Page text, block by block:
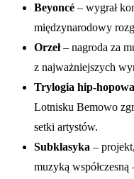
Beyoncé – wygrał
międzynarodowy
Orzeł– nagroda za
z najważniejszych
Trylogia hip-hopowa
Lotnisku Bemowo
setki artystów.
Subklasyka –
muzyką